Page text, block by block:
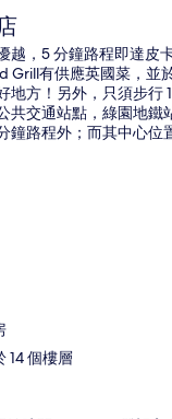
越，5 分鐘路程即達皮
Grill有供應英國菜，並
地方！另外，只須步行
共交通站點，綠園地鐵
鐘路程外；而其中心位
14 個樓層